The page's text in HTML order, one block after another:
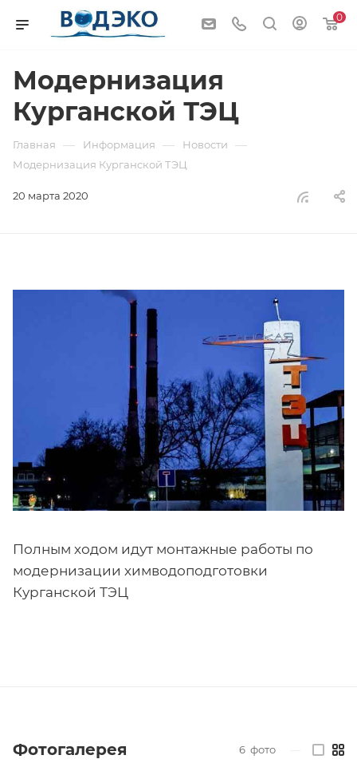
0
Модернизация
Курганской ТЭЦ
Главная — Информация — Новости —
Модернизация Курганской ТЭЦ
20 марта 2020
Полным ходом идут монтажные работы по
модернизации химводоподготовки
Курганской ТЭЦ
Фотогалерея 6 фото